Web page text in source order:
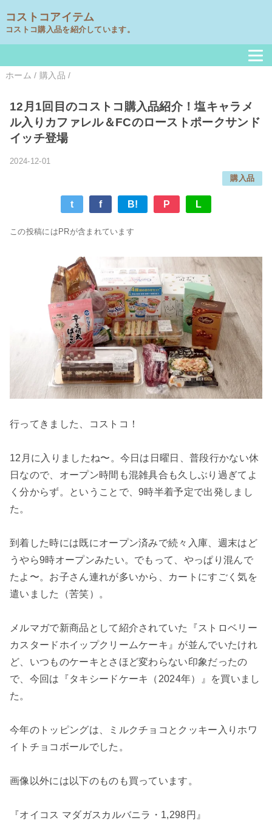
コストコアイテム
コストコ購入品を紹介しています。
ホーム / 購入品 /
12月1回目のコストコ購入品紹介！塩キャラメ
ル入りカファレル＆FCのローストポークサンド
イッチ登場
2024-12-01
購入品
t f B! P L
この投稿にはPRが含まれています
行ってきました、コストコ！
12月に入りましたね〜。今日は日曜日、普段行かない休
日なので、オープン時間も混雑具合も久しぶり過ぎてよ
く分からず。ということで、9時半着予定で出発しまし
た。
到着した時には既にオープン済みで続々入庫、週末はど
うやら9時オープンみたい。でもって、やっぱり混んで
たよ〜。お子さん連れが多いから、カートにすごく気を
遣いました（苦笑）。
メルマガで新商品として紹介されていた『ストロベリー
カスタードホイップクリームケーキ』が並んでいたけれ
ど、いつものケーキとさほど変わらない印象だったの
で、今回は『タキシードケーキ（2024年）』を買いまし
た。
今年のトッピングは、ミルクチョコとクッキー入りホワ
イトチョコボールでした。
画像以外には以下のものも買っています。
『オイコス マダガスカルバニラ・1,298円』